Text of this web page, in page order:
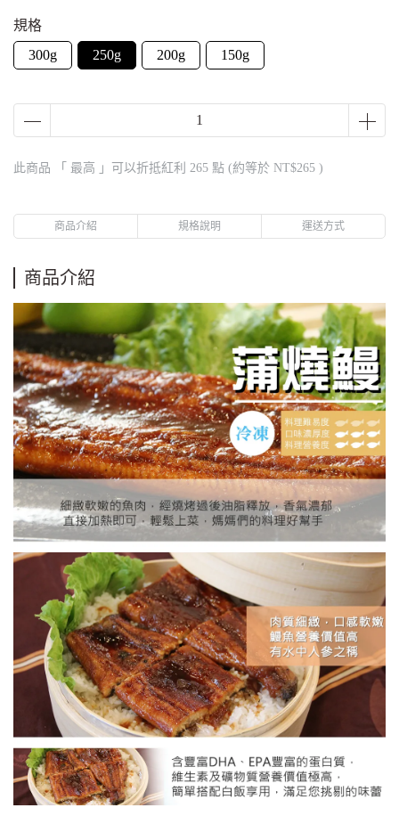
規格
300g
250g 200g 150g
此商品 「 最高 」可以折抵紅利 265 點 (約等於 NT$265 )
商品介紹 規格說明 運送方式
商品介紹